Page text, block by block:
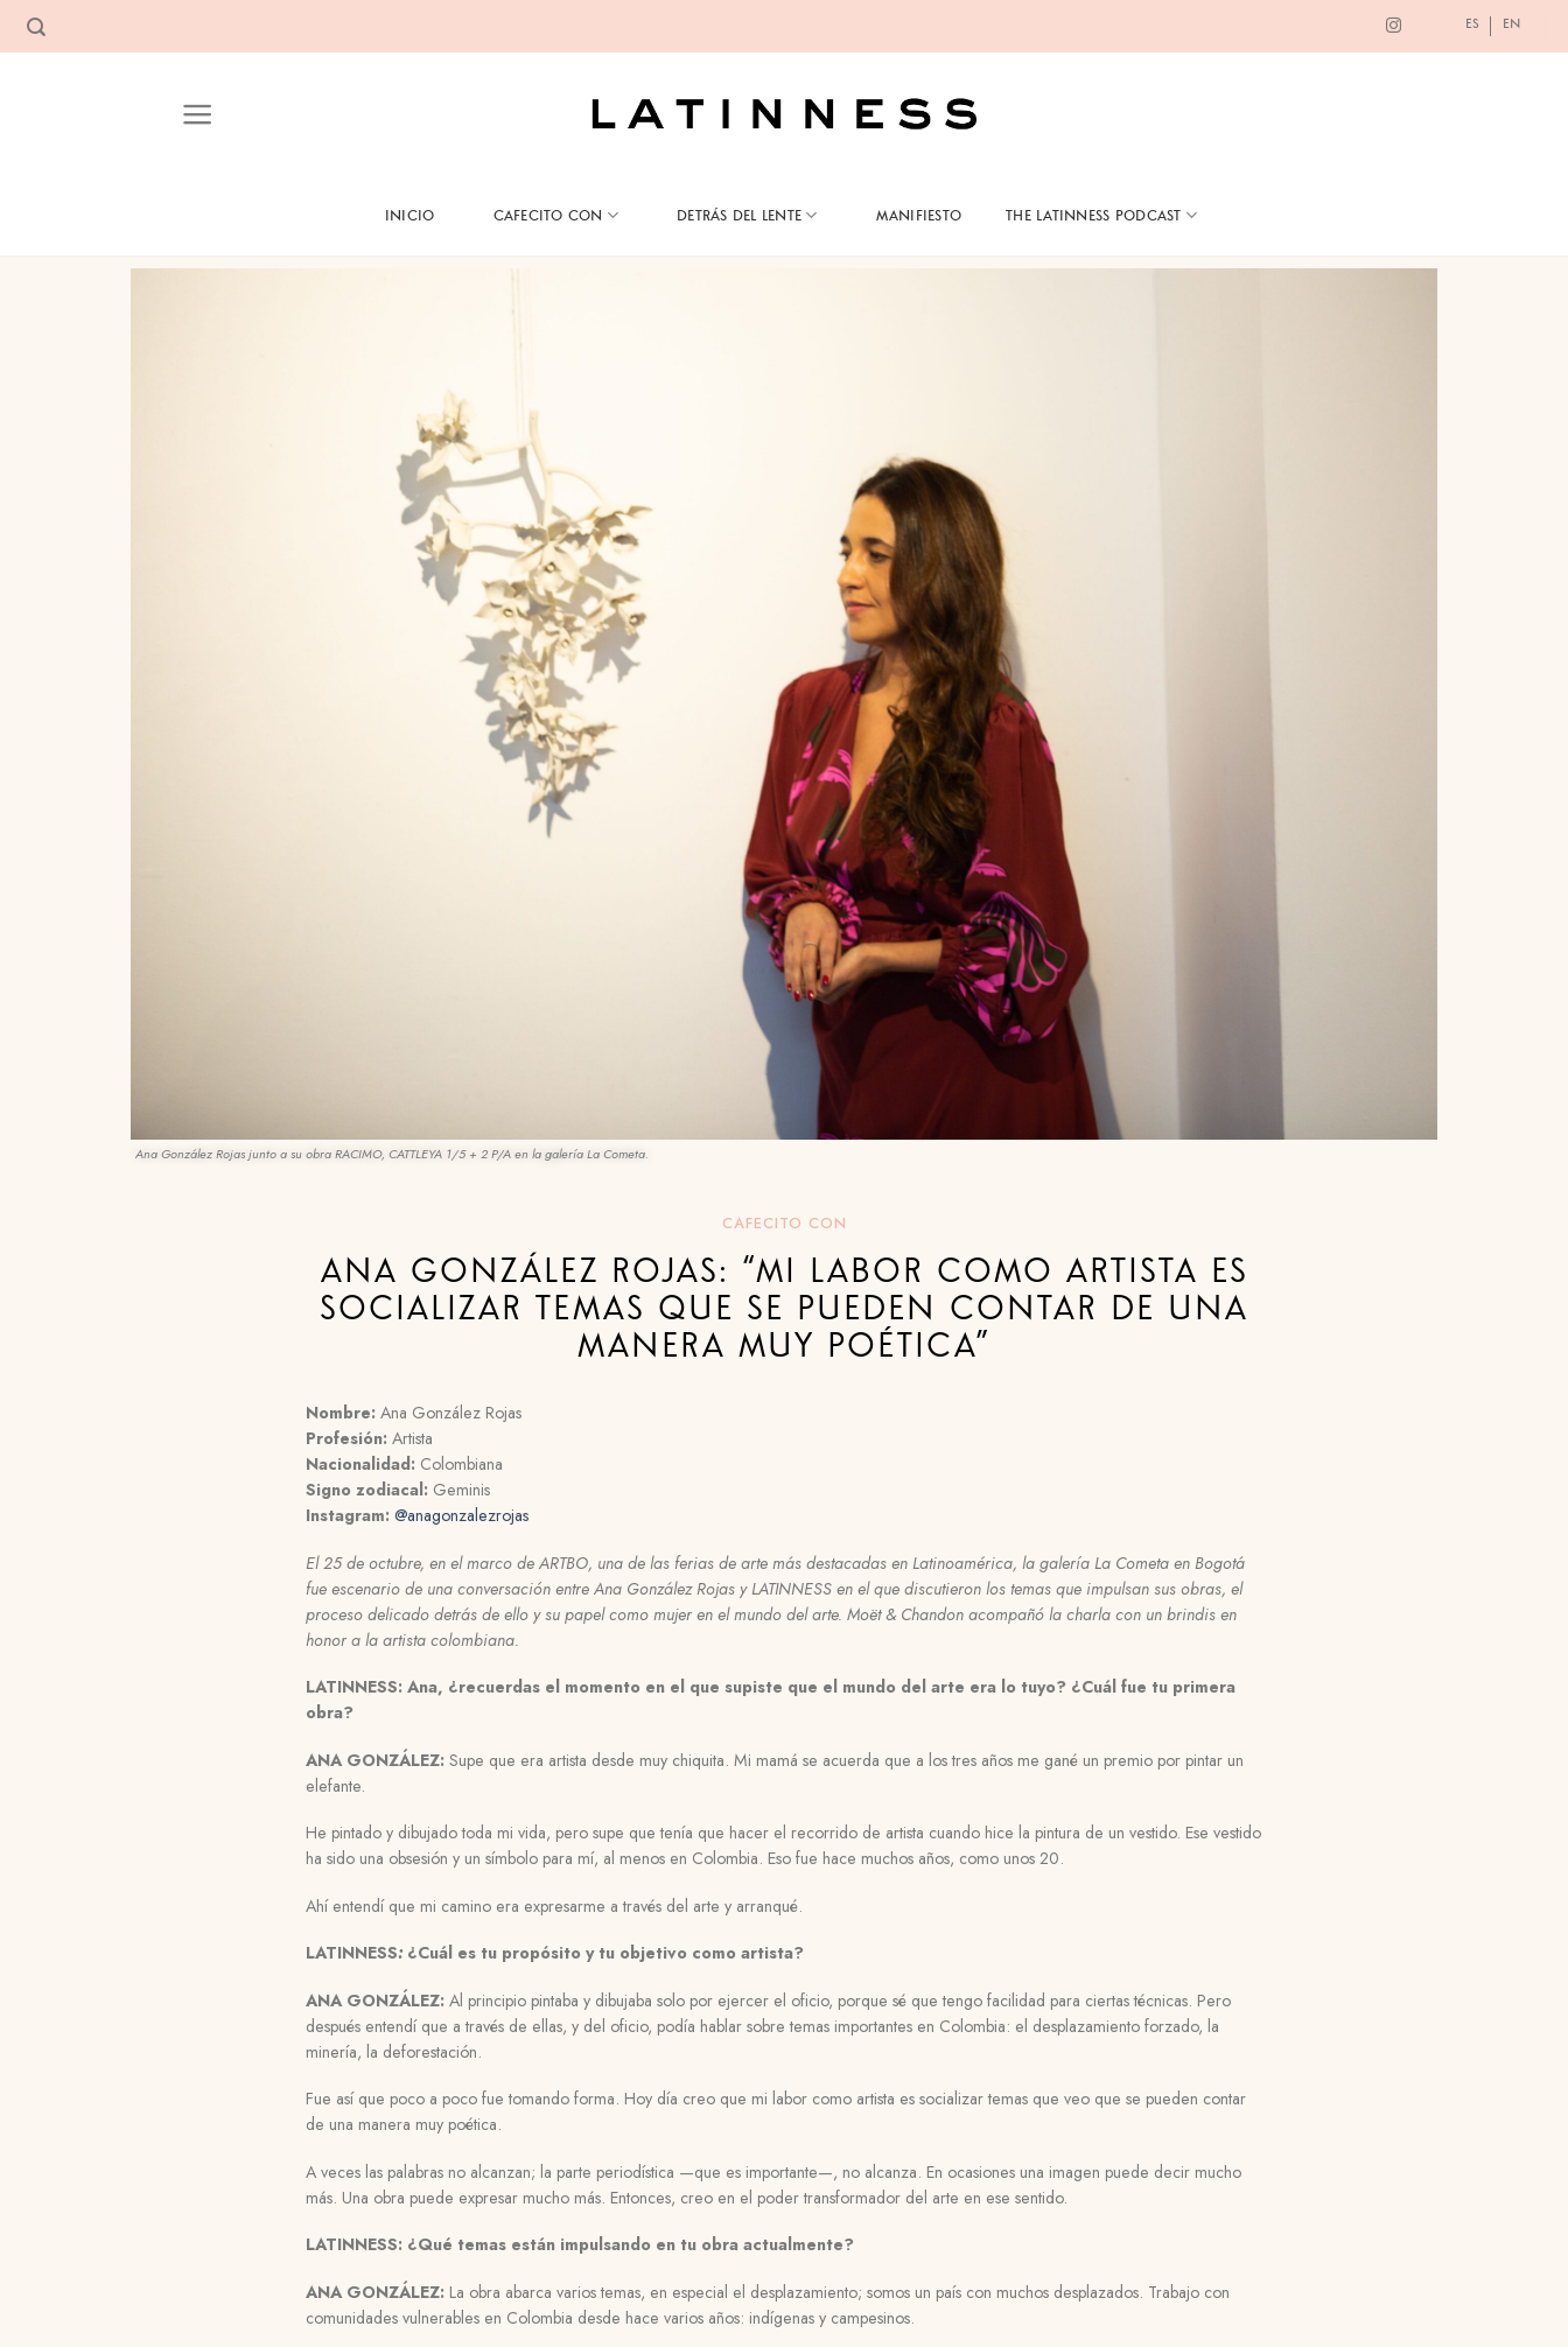
ES EN
INICIO CAFECITO CON DETRÁS DEL LENTE MANIFIESTO THE LATINNESS PODCAST
Ana González Rojas junto a su obra RACIMO, CATTLEYA 1/5 + 2 P/A en la galería La Cometa.
CAFECITO CON
ANA GONZÁLEZ ROJAS: “MI LABOR COMO ARTISTA ES
SOCIALIZAR TEMAS QUE SE PUEDEN CONTAR DE UNA
MANERA MUY POÉTICA”
Nombre: Ana González Rojas
Profesión: Artista
Nacionalidad: Colombiana
Signo zodiacal: Geminis
Instagram: @anagonzalezrojas
El 25 de octubre, en el marco de ARTBO, una de las ferias de arte más destacadas en Latinoamérica, la galería La Cometa en Bogotá
fue escenario de una conversación entre Ana González Rojas y LATINNESS en el que discutieron los temas que impulsan sus obras, el
proceso delicado detrás de ello y su papel como mujer en el mundo del arte. Moët & Chandon acompañó la charla con un brindis en
honor a la artista colombiana.
LATINNESS: Ana, ¿recuerdas el momento en el que supiste que el mundo del arte era lo tuyo? ¿Cuál fue tu primera
obra?
ANA GONZÁLEZ: Supe que era artista desde muy chiquita. Mi mamá se acuerda que a los tres años me gané un premio por pintar un
elefante.
He pintado y dibujado toda mi vida, pero supe que tenía que hacer el recorrido de artista cuando hice la pintura de un vestido. Ese vestido
ha sido una obsesión y un símbolo para mí, al menos en Colombia. Eso fue hace muchos años, como unos 20.
Ahí entendí que mi camino era expresarme a través del arte y arranqué.
LATINNESS: ¿Cuál es tu propósito y tu objetivo como artista?
ANA GONZÁLEZ: Al principio pintaba y dibujaba solo por ejercer el oficio, porque sé que tengo facilidad para ciertas técnicas. Pero
después entendí que a través de ellas, y del oficio, podía hablar sobre temas importantes en Colombia: el desplazamiento forzado, la
minería, la deforestación.
Fue así que poco a poco fue tomando forma. Hoy día creo que mi labor como artista es socializar temas que veo que se pueden contar
de una manera muy poética.
A veces las palabras no alcanzan; la parte periodística —que es importante—, no alcanza. En ocasiones una imagen puede decir mucho
más. Una obra puede expresar mucho más. Entonces, creo en el poder transformador del arte en ese sentido.
LATINNESS: ¿Qué temas están impulsando en tu obra actualmente?
ANA GONZÁLEZ: La obra abarca varios temas, en especial el desplazamiento; somos un país con muchos desplazados. Trabajo con
comunidades vulnerables en Colombia desde hace varios años: indígenas y campesinos.